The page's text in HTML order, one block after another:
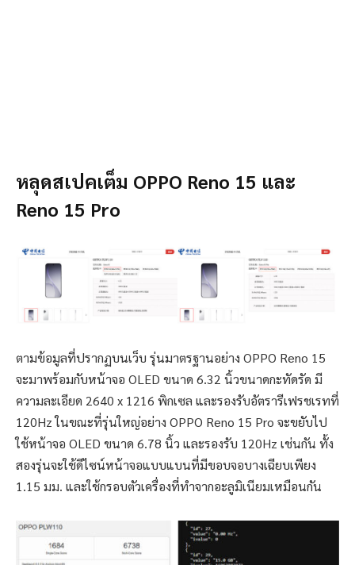
หลุดสเปคเต็ม OPPO Reno 15 และ
Reno 15 Pro
ตามข้อมูลที่ปรากฏบนเว็บ รุ่นมาตรฐานอย่าง OPPO Reno 15
จะมาพร้อมกับหน้าจอ OLED ขนาด 6.32 นิ้วขนาดกะทัดรัด มี
ความละเอียด 2640 x 1216 พิกเซล และรองรับอัตรารีเฟรชเรทที่
120Hz ในขณะที่รุ่นใหญ่อย่าง OPPO Reno 15 Pro จะขยับไป
ใช้หน้าจอ OLED ขนาด 6.78 นิ้ว และรองรับ 120Hz เช่นกัน ทั้ง
สองรุ่นจะใช้ดีไซน์หน้าจอแบบแบนที่มีขอบจอบางเฉียบเพียง
1.15 มม. และใช้กรอบตัวเครื่องที่ทำจากอะลูมิเนียมเหมือนกัน